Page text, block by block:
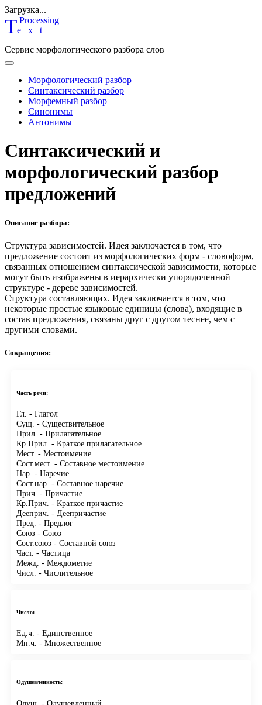
Загрузка...
Text
Processing
Сервис морфологического разбора слов
Морфологический разбор
Синтаксический разбор
Морфемный разбор
Синонимы
Антонимы
Синтаксический и
морфологический разбор
предложений
Описание разбора:
Структура зависимостей. Идея заключается в том, что
предложение состоит из морфологических форм - словоформ,
связанных отношением синтаксической зависимости, которые
могут быть изображены в иерархически упорядоченной
структуре - дереве зависимостей.
Структура составляющих. Идея заключается в том, что
некоторые простые языковые единицы (слова), входящие в
состав предложения, связаны друг с другом теснее, чем с
другими словами.
Сокращения:
Часть речи:
Гл. - Глагол
Сущ. - Существительное
Прил. - Прилагательное
Кр.Прил. - Краткое прилагательное
Мест. - Местоимение
Сост.мест. - Составное местоимение
Нар. - Наречие
Сост.нар. - Составное наречие
Прич. - Причастие
Кр.Прич. - Краткое причастие
Дееприч. - Деепричастие
Пред. - Предлог
Союз - Союз
Сост.союз - Составной союз
Част. - Частица
Межд. - Междометие
Числ. - Числительное
Число:
Ед.ч. - Единственное
Мн.ч. - Множественное
Одушевленность: